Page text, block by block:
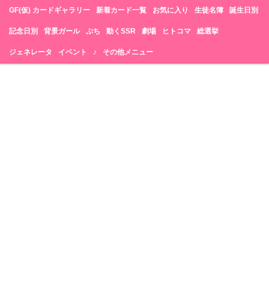
GF(仮) カードギャラリー 新着カード一覧 お気に入り 生徒名簿 誕生日別
記念日別 背景ガール ぷち 動くSSR 劇場 ヒトコマ 総選挙
ジェネレータ イベント ♪ その他メニュー